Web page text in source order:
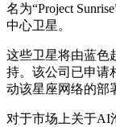
名为“Project
中心卫星。
这些卫星将由蓝色
持。该公司已申请
动该星座网络的部
对于市场上关于AI